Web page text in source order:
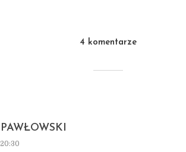
4 komentarze